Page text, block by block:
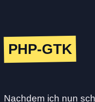
PHP-GTK
Nachdem ich nun